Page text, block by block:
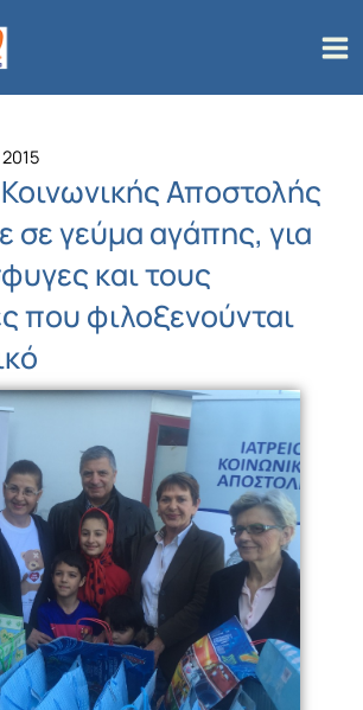
Κοινωνικής Αποστολής
σε γεύμα αγάπης, για
και τους
που φιλοξενούνται